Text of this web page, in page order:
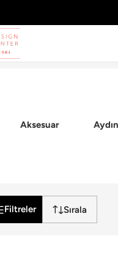
Aksesuar
Filtreler